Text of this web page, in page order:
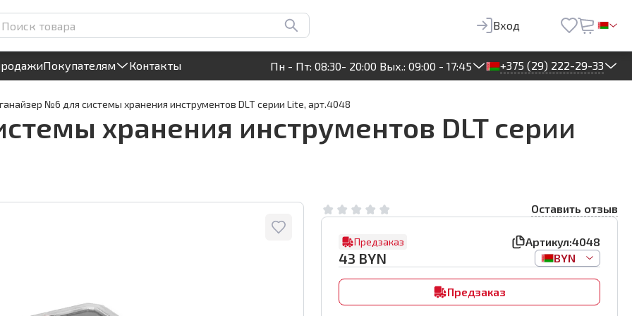
Круглосуточный! Прием заявок на сайте
Вход
Покупателям Контакты Пн - Пт: 08:30- 20:00 Вых.: 09:00 - 17:45 +375 (29) 222-29-33
DLT серии Lite,
Предзаказ
№6 для системы хранения инструментов DLT серии Lite, арт.4048
хранения инструментов DLT серии
Оставить отзыв
Предзаказ Артикул:4048
43 BYN BYN
Предзаказ